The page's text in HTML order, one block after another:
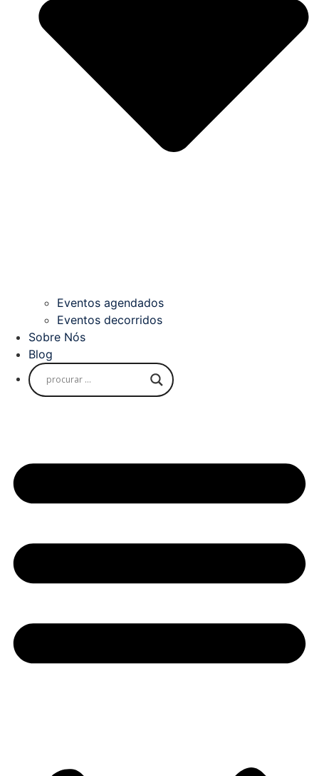
Eventos agendados
Eventos decorridos
Sobre Nós
Blog